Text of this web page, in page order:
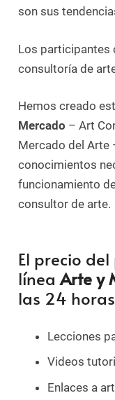
son sus
Los participantes
consultoría de
Hemos creado
Mercado – Art
Mercado del Arte
conocimientos
funcionamiento
consultor de arte.
El precio
líneaArte y
las 24
Lecciones
Videos
Enlaces a